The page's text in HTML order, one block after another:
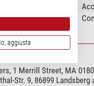
1 Merrill Street, MA
Str. 9, 86899 Landsberg
aggiusta